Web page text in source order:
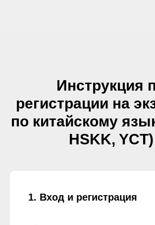
Инструкция
регистрации на
по китайскому
HSKK, YCT)
Вход и регистрация